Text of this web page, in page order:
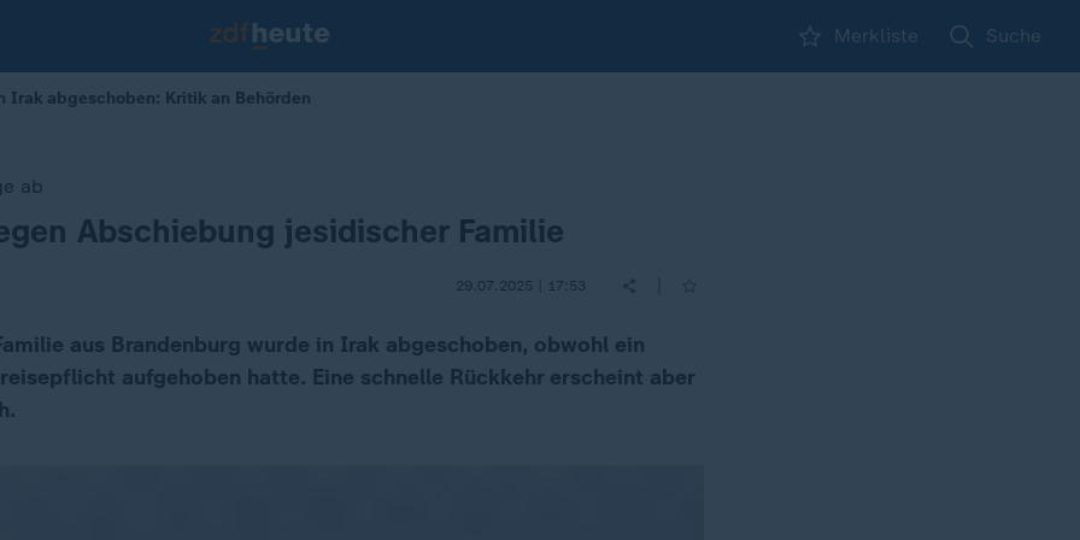
Merkliste Suche
Irak abgeschoben: Kritik an Behörden
ab
Abschiebung jesidischer Familie
29.07.2025 | 17:53
aus Brandenburg wurde in Irak abgeschoben, obwohl ein
aufgehoben hatte. Eine schnelle Rückkehr erscheint aber